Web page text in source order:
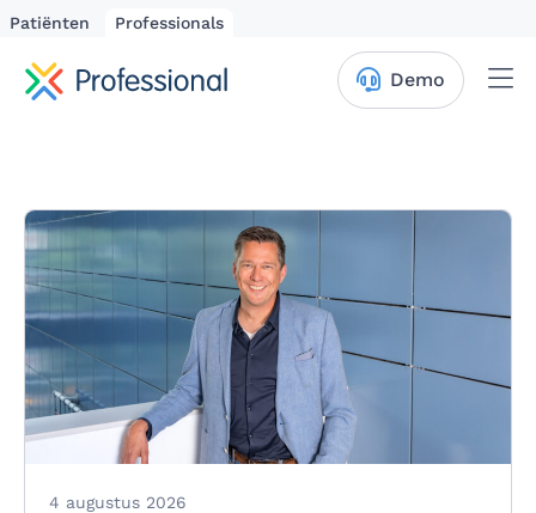
Patiënten Professionals
Demo
4 augustus 2026